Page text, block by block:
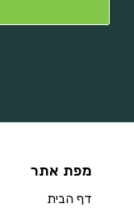
מפת אתר
דף הבית